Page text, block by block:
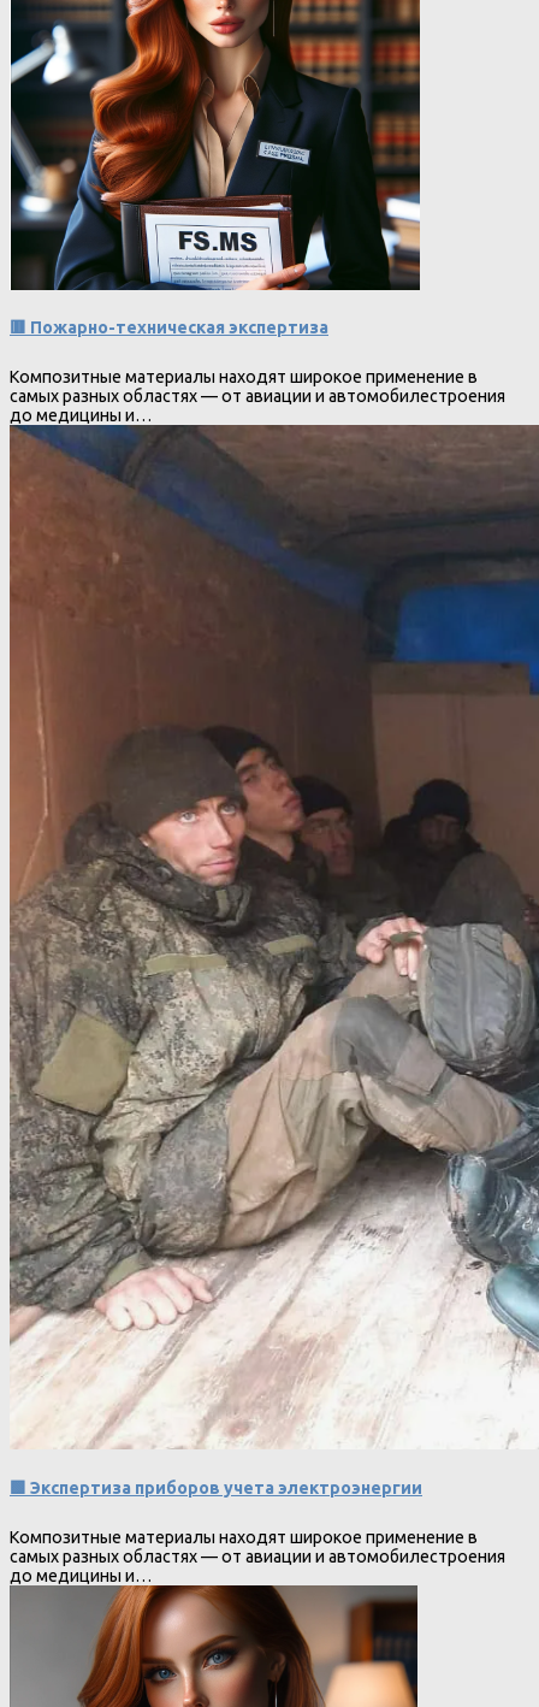
🟥 Пожарно-техническая экспертиза
Композитные материалы находят широкое применение в
самых разных областях — от авиации и автомобилестроения
до медицины и…
🟩 Экспертиза приборов учета электроэнергии
Композитные материалы находят широкое применение в
самых разных областях — от авиации и автомобилестроения
до медицины и…